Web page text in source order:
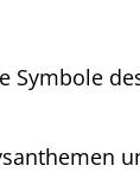
Symbole